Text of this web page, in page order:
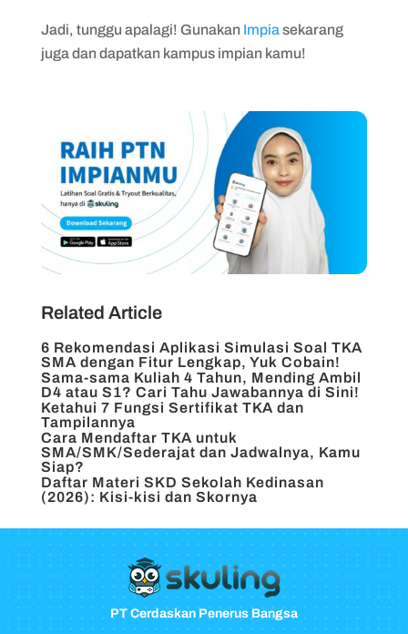
Jadi, tunggu apalagi! Gunakan Impiasekarang
juga dan dapatkan kampus impian kamu!
Related Article
6 Rekomendasi Aplikasi Simulasi Soal TKA
SMA dengan Fitur Lengkap, Yuk Cobain!
Sama-sama Kuliah 4 Tahun, Mending Ambil
D4 atau S1? Cari Tahu Jawabannya di Sini!
Ketahui 7 Fungsi Sertifikat TKA dan
Tampilannya
Cara Mendaftar TKA untuk
SMA/SMK/Sederajat dan Jadwalnya, Kamu
Siap?
Daftar Materi SKD Sekolah Kedinasan
(2026): Kisi-kisi dan Skornya
PT Cerdaskan Penerus Bangsa